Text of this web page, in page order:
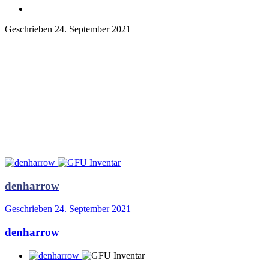
Geschrieben 24. September 2021
denharrow
Geschrieben 24. September 2021
denharrow